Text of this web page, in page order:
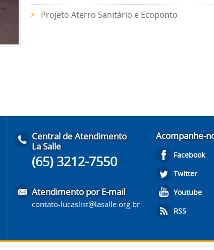
Projeto Aterro Sanitário e Ecoponto
Central de Atendimento
La Salle
(65) 3212-7550
Atendimento por E-mail
contato-lucaslist@lasalle.org.br
Acompanhe-
Facebook
Twitter
Youtube
RSS